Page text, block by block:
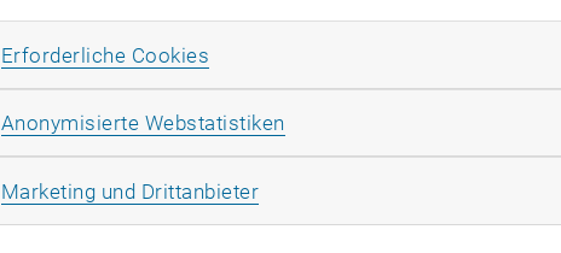
Erforderliche Cookies
Anonymisierte Webstatistiken
Marketing und DrittanbieterMarketing Cookies zulassen